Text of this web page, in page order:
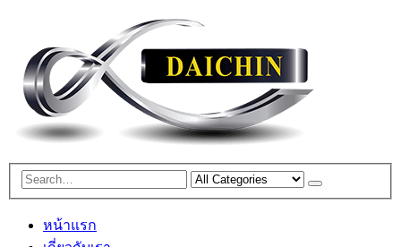
หน้าแรก